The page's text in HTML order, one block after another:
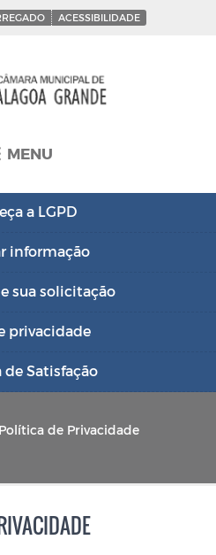
ACESSIBILIDADE
MENU
a LGPD
informação
sua solicitação
privacidade
de Satisfação
Política de Privacidade